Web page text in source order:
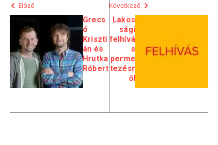
Előző
Grecs
ó
Kriszti
án és
Hrutka
Róbert
Következő
Lakos
sági
felhívá
s
perme
tezésr
ől